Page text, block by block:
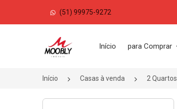
(51) 99975-9272
Página inicial
Início para Comprar
Início Casas à venda 2 Quartos